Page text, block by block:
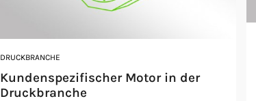
DRUCKBRANCHE
Kundenspezifischer Motor in der
Druckbranche